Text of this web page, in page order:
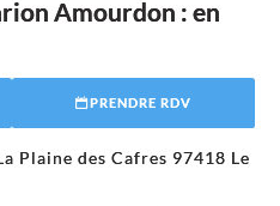
Amourdon : en
PRENDRE RDV
Plaine des Cafres 97418 Le